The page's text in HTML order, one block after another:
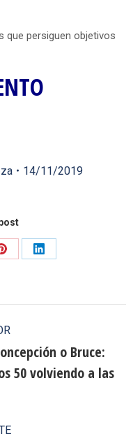
persiguen objetivos
14/11/2019
Share
Share
o Bruce:
50 volviendo a las